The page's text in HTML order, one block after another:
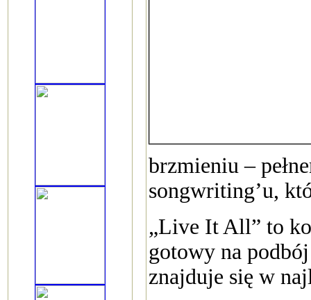
brzmieniu –
songwriting’u,
„Live It All” to
gotowy na
znajduje się w